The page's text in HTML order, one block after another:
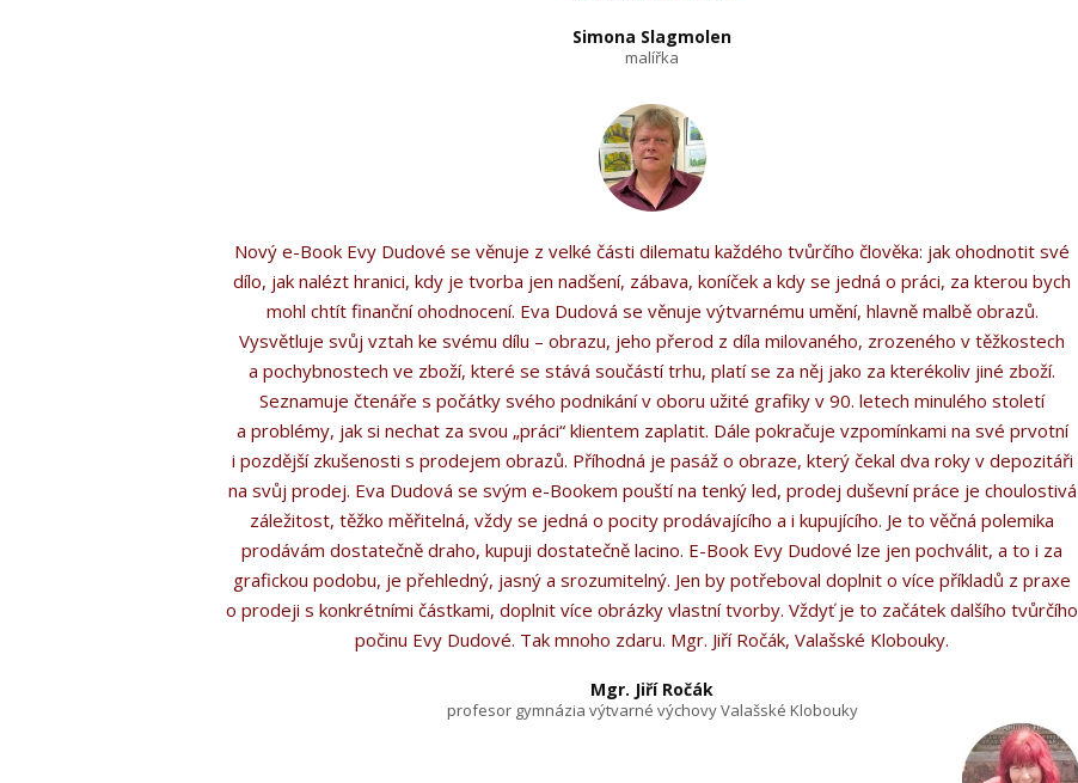
Simona Slagmolen
malířka
Nový e-Book Evy Dudové se věnuje z velké části dilematu každého tvůrčího člověka: jak ohodnotit své
dílo, jak nalézt hranici, kdy je tvorba jen nadšení, zábava, koníček a kdy se jedná o práci, za kterou bych
mohl chtít finanční ohodnocení. Eva Dudová se věnuje výtvarnému umění, hlavně malbě obrazů.
Vysvětluje svůj vztah ke svému dílu – obrazu, jeho přerod z díla milovaného, zrozeného v těžkostech
a pochybnostech ve zboží, které se stává součástí trhu, platí se za něj jako za kterékoliv jiné zboží.
Seznamuje čtenáře s počátky svého podnikání v oboru užité grafiky v 90. letech minulého století
a problémy, jak si nechat za svou „práci“ klientem zaplatit. Dále pokračuje vzpomínkami na své prvotní
i pozdější zkušenosti s prodejem obrazů. Příhodná je pasáž o obraze, který čekal dva roky v depozitáři
na svůj prodej. Eva Dudová se svým e-Bookem pouští na tenký led, prodej duševní práce je choulostivá
záležitost, těžko měřitelná, vždy se jedná o pocity prodávajícího a i kupujícího. Je to věčná polemika
prodávám dostatečně draho, kupuji dostatečně lacino. E-Book Evy Dudové lze jen pochválit, a to i za
grafickou podobu, je přehledný, jasný a srozumitelný. Jen by potřeboval doplnit o více příkladů z praxe
o prodeji s konkrétními částkami, doplnit více obrázky vlastní tvorby. Vždyť je to začátek dalšího tvůrčího
počinu Evy Dudové. Tak mnoho zdaru. Mgr. Jiří Ročák, Valašské Klobouky.
Mgr. Jiří Ročák
profesor gymnázia výtvarné výchovy Valašské Klobouky